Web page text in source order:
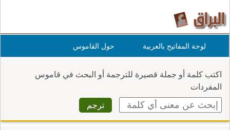
لوحة المفاتيح بالعربية حول القاموس
اكتب كلمة أو جملة قصيرة للترجمة أو البحث في قاموس
المفردات